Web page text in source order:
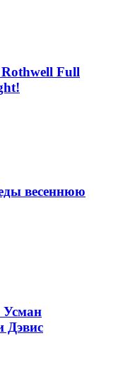
Full
весеннюю
Усман
Дэвис